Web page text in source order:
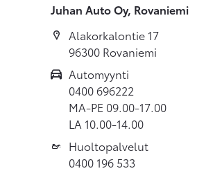
Juhan Auto Oy, Rovaniemi
Alakorkalontie 17
96300 Rovaniemi
Automyynti
0400 696222
MA-PE 09.00-17.00
LA 10.00-14.00
Huoltopalvelut
0400 196 533